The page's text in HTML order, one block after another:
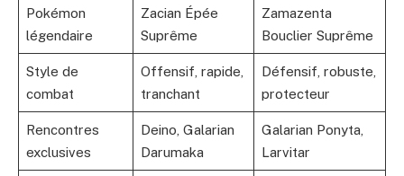
Pokémon
légendaire
Zacian Épée
Suprême
Zamazenta
Bouclier Suprême
Style de
combat
Offensif, rapide,
tranchant
Défensif, robuste,
protecteur
Rencontres
exclusives
Deino, Galarian
Darumaka
Galarian Ponyta,
Larvitar